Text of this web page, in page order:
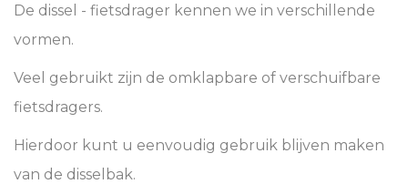
De dissel - fietsdrager kennen we in verschillende
vormen.
Veel gebruikt zijn de omklapbare of verschuifbare
fietsdragers.
Hierdoor kunt u eenvoudig gebruik blijven maken
van de disselbak.